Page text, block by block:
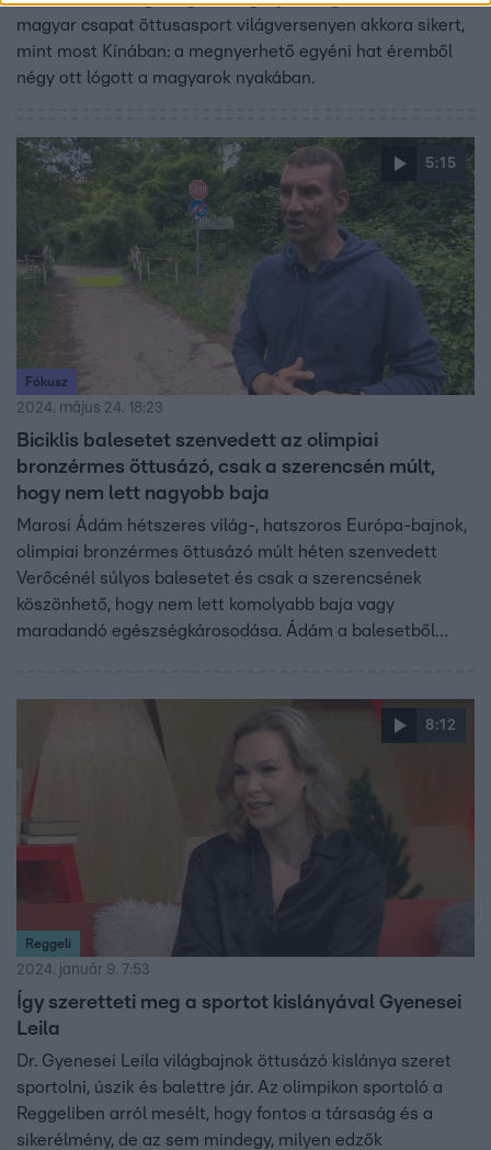
magyar csapat öttusasport világversenyen akkora sikert,
mint most Kínában: a megnyerhető egyéni hat éremből
négy ott lógott a magyarok nyakában.
5:15
Fókusz
2024. május 24. 18:23
Biciklis balesetet szenvedett az olimpiai
bronzérmes öttusázó, csak a szerencsén múlt,
hogy nem lett nagyobb baja
Marosi Ádám hétszeres világ-, hatszoros Európa-bajnok,
olimpiai bronzérmes öttusázó múlt héten szenvedett
Verőcénél súlyos balesetet és csak a szerencsének
köszönhető, hogy nem lett komolyabb baja vagy
maradandó egészségkárosodása. Ádám a balesetből
következő pillanatban pedig már a váci kórházban van.
8:12
Reggeli
2024. január 9. 7:53
Így szeretteti meg a sportot kislányával Gyenesei
Leila
Dr. Gyenesei Leila világbajnok öttusázó kislánya szeret
sportolni, úszik és balettre jár. Az olimpikon sportoló a
Reggeliben arról mesélt, hogy fontos a társaság és a
sikerélmény, de az sem mindegy, milyen edzők